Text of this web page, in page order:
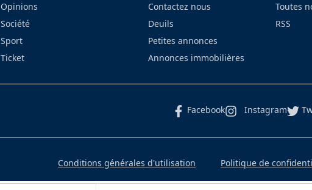
Opinions
Société
Sport
Ticket
Contactez nous
Deuils
Petites annonces
Annonces immobilières
Toutes
RSS
Facebook Instagram
Conditions générales d'utilisation Politique de